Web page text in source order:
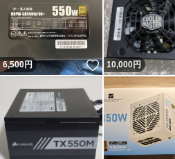
6,500円 いいね！
10,000円